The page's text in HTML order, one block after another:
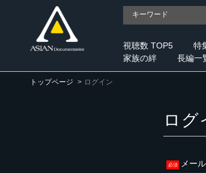
視聴数 TOP5 特
家族の絆
長編一
トップページ ログイン
ログ
メー